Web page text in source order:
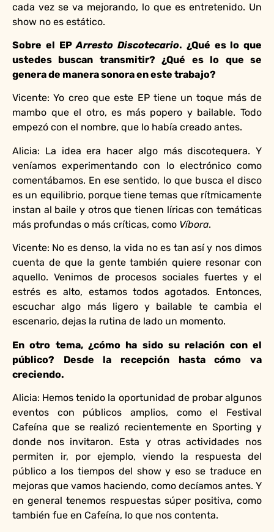
cada vez se va mejorando, lo que es entretenido. Un
show no es estático.
Sobre el EPArresto Discotecario. ¿Qué es lo que
ustedes buscan transmitir? ¿Qué es lo que se
genera de manera sonora en este trabajo?
Vicente: Yo creo que este EP tiene un toque más de
mambo que el otro, es más popero y bailable. Todo
empezó con el nombre, que lo había creado antes.
Alicia: La idea era hacer algo más discotequera. Y
veníamos experimentando con lo electrónico como
comentábamos. En ese sentido, lo que busca el disco
es un equilibrio, porque tiene temas que rítmicamente
instan al baile y otros que tienen líricas con temáticas
más profundas o más críticas, como Víbora.
Vicente: No es denso, la vida no es tan así y nos dimos
cuenta de que la gente también quiere resonar con
aquello. Venimos de procesos sociales fuertes y el
estrés es alto, estamos todos agotados. Entonces,
escuchar algo más ligero y bailable te cambia el
escenario, dejas la rutina de lado un momento.
En otro tema, ¿cómo ha sido su relación con el
público? Desde la recepción hasta cómo va
creciendo.
Alicia: Hemos tenido la oportunidad de probar algunos
eventos con públicos amplios, como el Festival
Cafeína que se realizó recientemente en Sporting y
donde nos invitaron. Esta y otras actividades nos
permiten ir, por ejemplo, viendo la respuesta del
público a los tiempos del show y eso se traduce en
mejoras que vamos haciendo, como decíamos antes. Y
en general tenemos respuestas súper positiva, como
también fue en Cafeína, lo que nos contenta.